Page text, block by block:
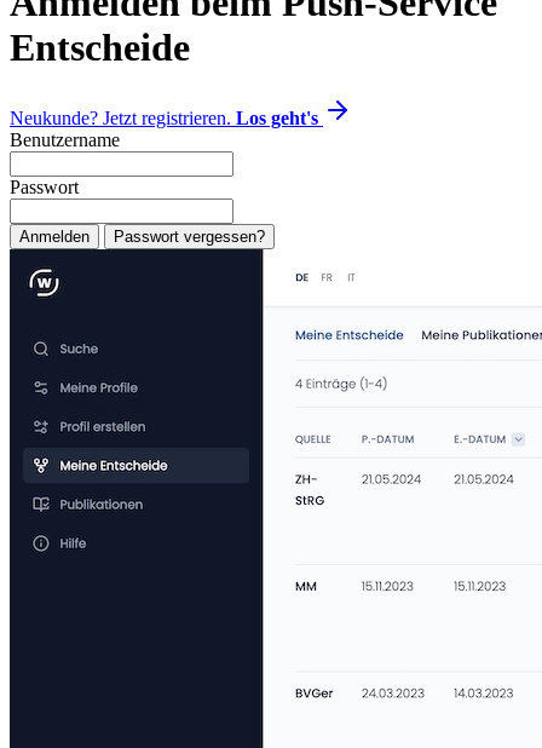
Entscheide
Neukunde? Jetzt registrieren. Los geht's
Benutzername
Passwort
Anmelden Passwort vergessen?